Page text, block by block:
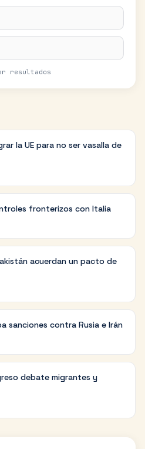
resultados
la UE para no ser vasalla de
fronterizos con Italia
acuerdan un pacto de
sanciones contra Rusia e Irán
debate migrantes y